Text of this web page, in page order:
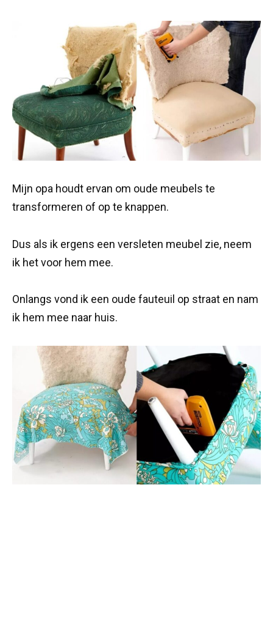
Mijn opa houdt ervan om oude meubels te
transformeren of op te knappen.
Dus als ik ergens een versleten meubel zie, neem
ik het voor hem mee.
Onlangs vond ik een oude fauteuil op straat en nam
ik hem mee naar huis.